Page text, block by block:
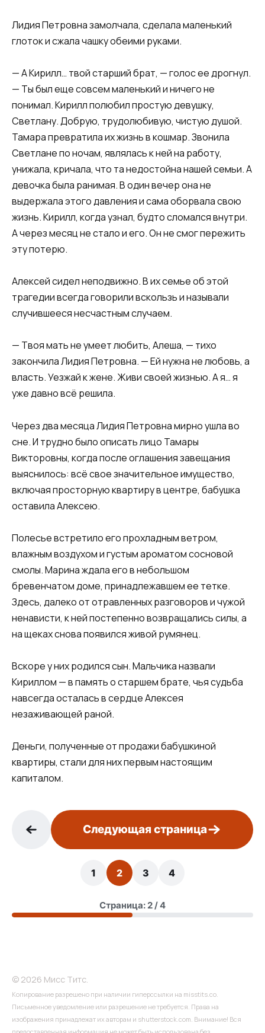
Лидия Петровна замолчала, сделала маленький
глоток и сжала чашку обеими руками.
— А Кирилл… твой старший брат, — голос ее дрогнул.
— Ты был еще совсем маленький и ничего не
понимал. Кирилл полюбил простую девушку,
Светлану. Добрую, трудолюбивую, чистую душой.
Тамара превратила их жизнь в кошмар. Звонила
Светлане по ночам, являлась к ней на работу,
унижала, кричала, что та недостойна нашей семьи. А
девочка была ранимая. В один вечер она не
выдержала этого давления и сама оборвала свою
жизнь. Кирилл, когда узнал, будто сломался внутри.
А через месяц не стало и его. Он не смог пережить
эту потерю.
Алексей сидел неподвижно. В их семье об этой
трагедии всегда говорили вскользь и называли
случившееся несчастным случаем.
— Твоя мать не умеет любить, Алеша, — тихо
закончила Лидия Петровна. — Ей нужна не любовь, а
власть. Уезжай к жене. Живи своей жизнью. А я… я
уже давно всё решила.
Через два месяца Лидия Петровна мирно ушла во
сне. И трудно было описать лицо Тамары
Викторовны, когда после оглашения завещания
выяснилось: всё свое значительное имущество,
включая просторную квартиру в центре, бабушка
оставила Алексею.
Полесье встретило его прохладным ветром,
влажным воздухом и густым ароматом сосновой
смолы. Марина ждала его в небольшом
бревенчатом доме, принадлежавшем ее тетке.
Здесь, далеко от отравленных разговоров и чужой
ненависти, к ней постепенно возвращались силы, а
на щеках снова появился живой румянец.
Вскоре у них родился сын. Мальчика назвали
Кириллом — в память о старшем брате, чья судьба
навсегда осталась в сердце Алексея
незаживающей раной.
Деньги, полученные от продажи бабушкиной
квартиры, стали для них первым настоящим
капиталом.
Следующая страница
1 2 3 4
Страница: 2 / 4
© 2026 Мисс Титс.
Копирование разрешено при наличии гиперссылки на misstits.co.
Письменное уведомление или разрешение не требуется. Права на
изображения принадлежат их авторам и shutterstock.com. Внимание! Вся